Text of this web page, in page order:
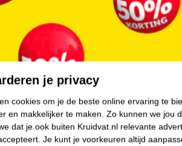
iedere (open)kast en/of onderin een
Zie de afmetingen bij de afbeeldingen.
accessoires. Ook zijn de organizers
zijn ze praktisch voor speelgoed, boeken,
Deze organizers bieden voor elk
je privacy
cookies om je de beste online ervaring te
en makkelijker te maken. Zo kunnen we jou
dat je ook buiten Kruidvat.nl relevante
Je kunt je voorkeuren altijd